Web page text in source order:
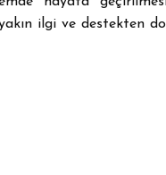
ilgi ve destekten